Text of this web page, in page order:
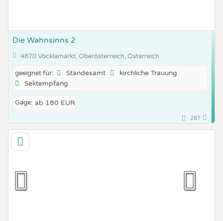
Die Wahnsinns 2
4870 Vöcklamarkt, Oberösterreich, Österreich
geeignet für: Standesamt
kirchliche Trauung
Sektempfang
Gage: ab 180 EUR
287